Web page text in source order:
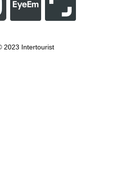
2023 Intertourist